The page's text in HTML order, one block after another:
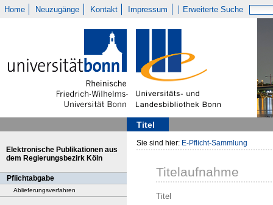
Home Neuzugänge Kontakt Impressum Erweiterte Suche
Titel
Elektronische Publikationen aus
dem Regierungsbezirk Köln
Pflichtabgabe
Ablieferungsverfahren
Sie sind hier: E-Pflicht-Sammlung
Titelaufnahme
Titel